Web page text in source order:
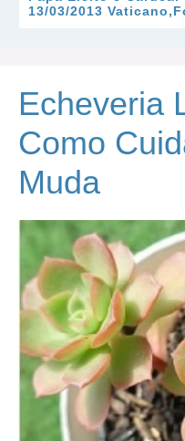
13/03/2013
Echeveria
Como
Muda